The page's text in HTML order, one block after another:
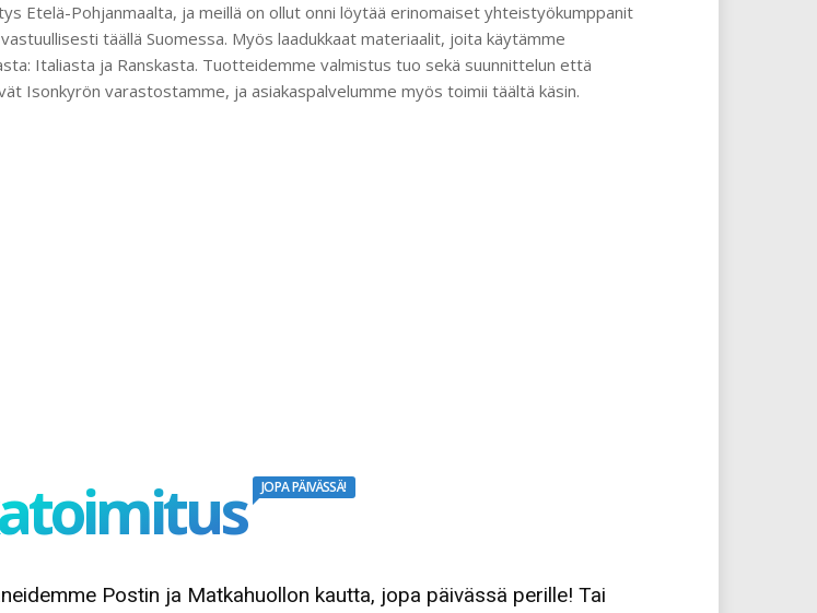
Etelä-Pohjanmaalta, ja meillä on ollut onni löytää erinomaiset yhteistyökumppanit
täällä Suomessa. Myös laadukkaat materiaalit, joita käytämme
Italiasta ja Ranskasta. Tuotteidemme valmistus tuo sekä suunnittelun että
Isonkyrön varastostamme, ja asiakaspalvelumme myös toimii täältä käsin.
JOPA PÄIVÄSSÄ!
Postin ja Matkahuollon kautta, jopa päivässä perille! Tai